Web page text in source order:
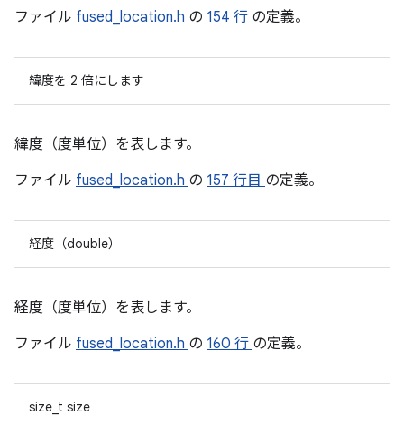
ファイル fused_location.h の 154 行 の定義。
緯度を 2 倍にします
緯度（度単位）を表します。
ファイル fused_location.h の 157 行目 の定義。
経度（double）
経度（度単位）を表します。
ファイル fused_location.h の 160 行 の定義。
size_t size